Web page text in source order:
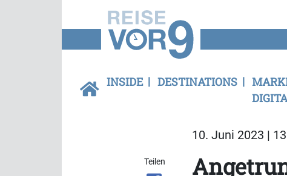
INSIDE DESTINATIONS
10. Juni 2023 |
Teilen